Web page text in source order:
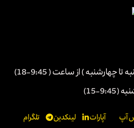
) از ساعت ( 9:45-18)
15)
آپ آپارات لینکدین تلگرام